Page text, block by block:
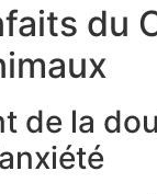
du
de la